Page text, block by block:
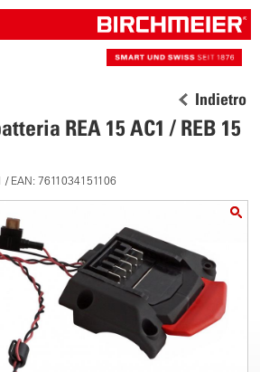
Indietro
REA 15 AC1 / REB 15
EAN: 7611034151106